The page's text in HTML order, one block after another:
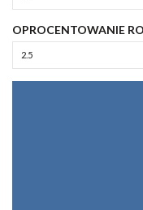
OPROCENTOWANIE